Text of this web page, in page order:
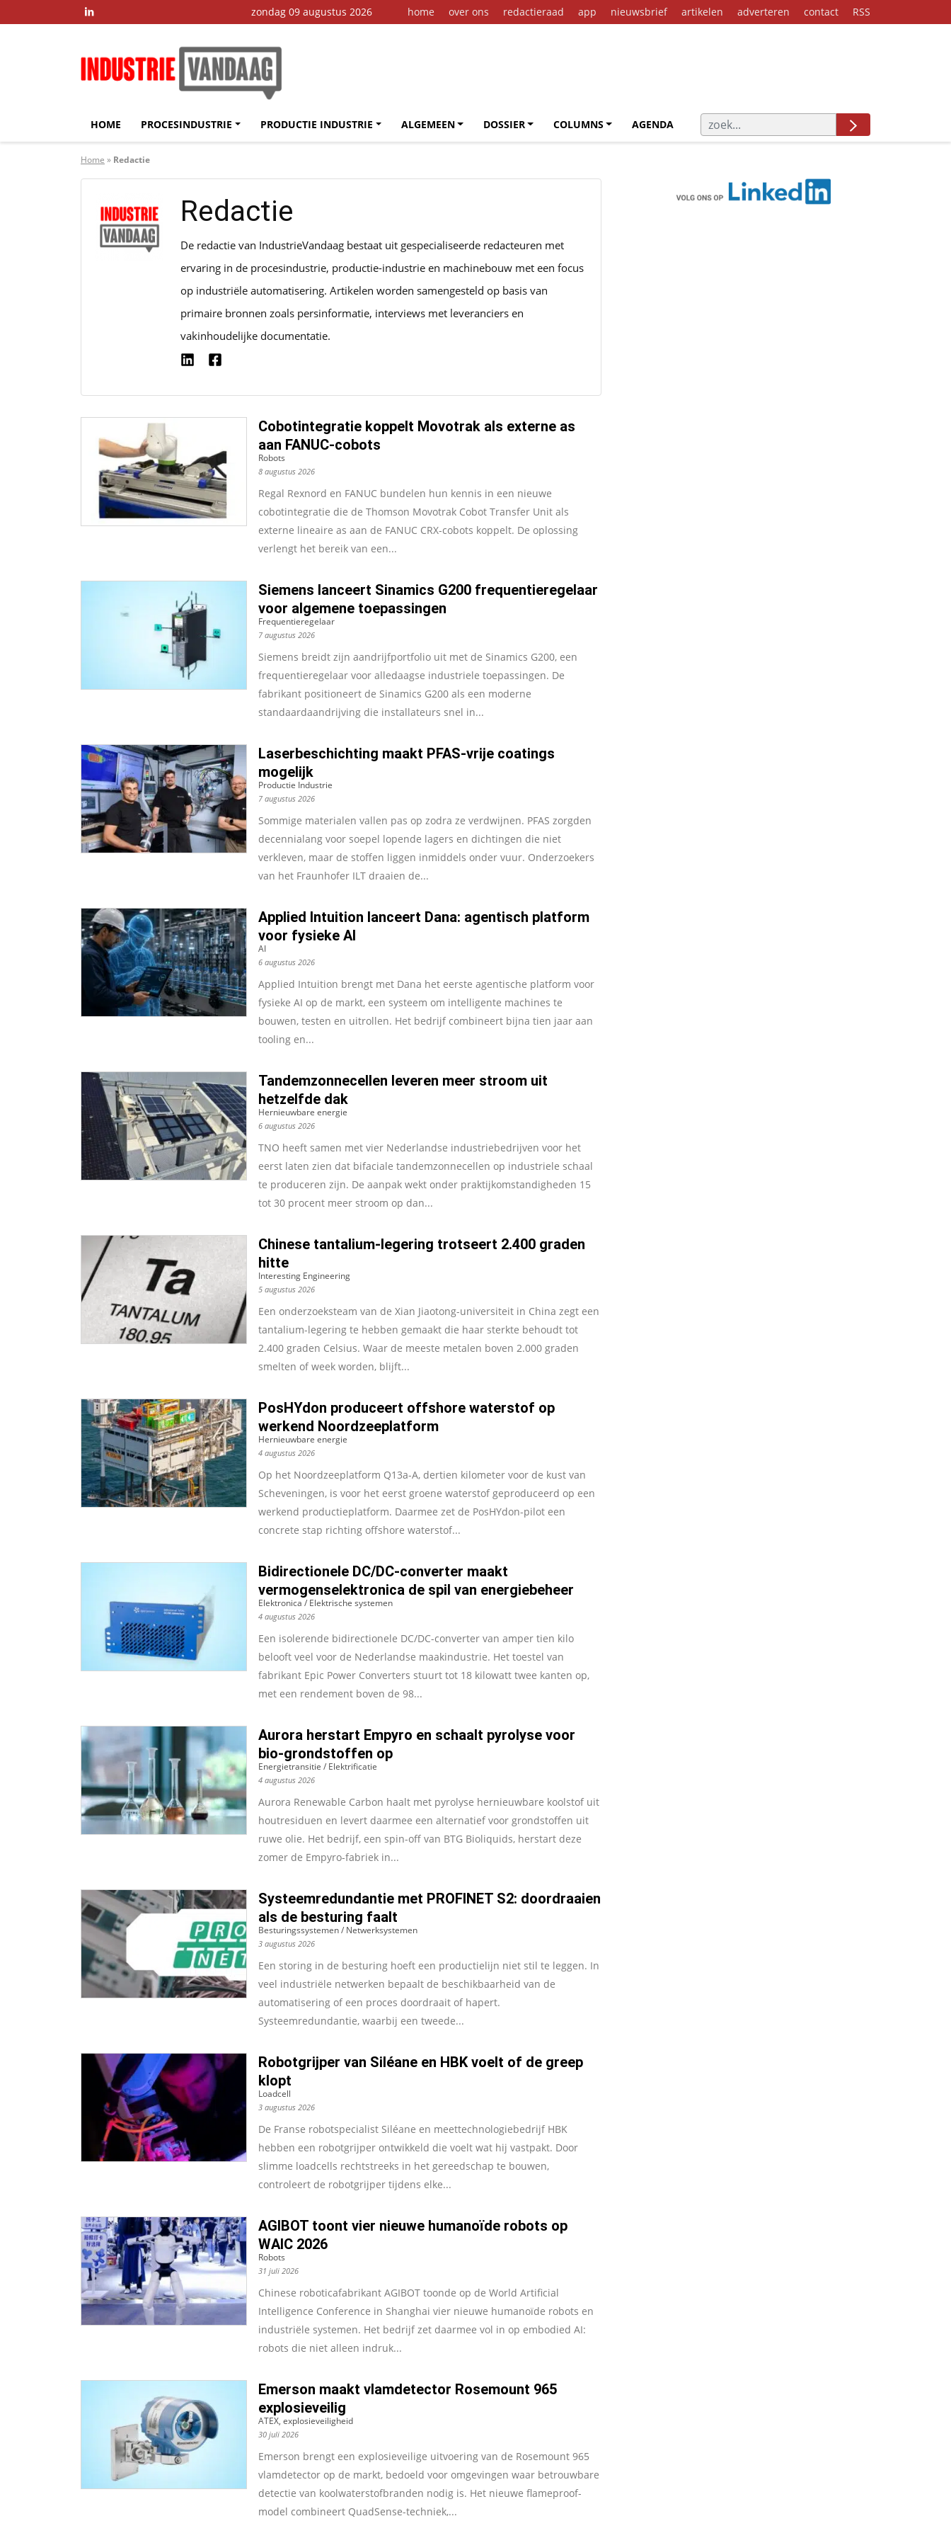
 zondag 09 augustus 2026 home over ons redactieraad app nieuwsbrief artikelen adverteren contact RSS
HOME PROCESINDUSTRIE PRODUCTIE INDUSTRIE ALGEMEEN DOSSIER COLUMNS AGENDA
Home » Redactie
Redactie
De redactie van IndustrieVandaag bestaat uit gespecialiseerde redacteuren met
ervaring in de procesindustrie, productie-industrie en machinebouw met een focus
op industriële automatisering. Artikelen worden samengesteld op basis van
primaire bronnen zoals persinformatie, interviews met leveranciers en
vakinhoudelijke documentatie.
Cobotintegratie koppelt Movotrak als externe as
aan FANUC-cobots
Robots
8 augustus 2026
Regal Rexnord en FANUC bundelen hun kennis in een nieuwe
cobotintegratie die de Thomson Movotrak Cobot Transfer Unit als
externe lineaire as aan de FANUC CRX-cobots koppelt. De oplossing
verlengt het bereik van een...
Siemens lanceert Sinamics G200 frequentieregelaar
voor algemene toepassingen
Frequentieregelaar
7 augustus 2026
Siemens breidt zijn aandrijfportfolio uit met de Sinamics G200, een
frequentieregelaar voor alledaagse industriele toepassingen. De
fabrikant positioneert de Sinamics G200 als een moderne
standaardaandrijving die installateurs snel in...
Laserbeschichting maakt PFAS-vrije coatings
mogelijk
Productie Industrie
7 augustus 2026
Sommige materialen vallen pas op zodra ze verdwijnen. PFAS zorgden
decennialang voor soepel lopende lagers en dichtingen die niet
verkleven, maar de stoffen liggen inmiddels onder vuur. Onderzoekers
van het Fraunhofer ILT draaien de...
Applied Intuition lanceert Dana: agentisch platform
voor fysieke AI
AI
6 augustus 2026
Applied Intuition brengt met Dana het eerste agentische platform voor
fysieke AI op de markt, een systeem om intelligente machines te
bouwen, testen en uitrollen. Het bedrijf combineert bijna tien jaar aan
tooling en...
Tandemzonnecellen leveren meer stroom uit
hetzelfde dak
Hernieuwbare energie
6 augustus 2026
TNO heeft samen met vier Nederlandse industriebedrijven voor het
eerst laten zien dat bifaciale tandemzonnecellen op industriele schaal
te produceren zijn. De aanpak wekt onder praktijkomstandigheden 15
tot 30 procent meer stroom op dan...
Chinese tantalium-legering trotseert 2.400 graden
hitte
Interesting Engineering
5 augustus 2026
Een onderzoeksteam van de Xian Jiaotong-universiteit in China zegt een
tantalium-legering te hebben gemaakt die haar sterkte behoudt tot
2.400 graden Celsius. Waar de meeste metalen boven 2.000 graden
smelten of week worden, blijft...
PosHYdon produceert offshore waterstof op
werkend Noordzeeplatform
Hernieuwbare energie
4 augustus 2026
Op het Noordzeeplatform Q13a-A, dertien kilometer voor de kust van
Scheveningen, is voor het eerst groene waterstof geproduceerd op een
werkend productieplatform. Daarmee zet de PosHYdon-pilot een
concrete stap richting offshore waterstof...
Bidirectionele DC/DC-converter maakt
vermogenselektronica de spil van energiebeheer
Elektronica / Elektrische systemen
4 augustus 2026
Een isolerende bidirectionele DC/DC-converter van amper tien kilo
belooft veel voor de Nederlandse maakindustrie. Het toestel van
fabrikant Epic Power Converters stuurt tot 18 kilowatt twee kanten op,
met een rendement boven de 98...
Aurora herstart Empyro en schaalt pyrolyse voor
bio-grondstoffen op
Energietransitie / Elektrificatie
4 augustus 2026
Aurora Renewable Carbon haalt met pyrolyse hernieuwbare koolstof uit
houtresiduen en levert daarmee een alternatief voor grondstoffen uit
ruwe olie. Het bedrijf, een spin-off van BTG Bioliquids, herstart deze
zomer de Empyro-fabriek in...
Systeemredundantie met PROFINET S2: doordraaien
als de besturing faalt
Besturingssystemen / Netwerksystemen
3 augustus 2026
Een storing in de besturing hoeft een productielijn niet stil te leggen. In
veel industriële netwerken bepaalt de beschikbaarheid van de
automatisering of een proces doordraait of hapert.
Systeemredundantie, waarbij een tweede...
Robotgrijper van Siléane en HBK voelt of de greep
klopt
Loadcell
3 augustus 2026
De Franse robotspecialist Siléane en meettechnologiebedrijf HBK
hebben een robotgrijper ontwikkeld die voelt wat hij vastpakt. Door
slimme loadcells rechtstreeks in het gereedschap te bouwen,
controleert de robotgrijper tijdens elke...
AGIBOT toont vier nieuwe humanoïde robots op
WAIC 2026
Robots
31 juli 2026
Chinese roboticafabrikant AGIBOT toonde op de World Artificial
Intelligence Conference in Shanghai vier nieuwe humanoïde robots en
industriële systemen. Het bedrijf zet daarmee vol in op embodied AI:
robots die niet alleen indruk...
Emerson maakt vlamdetector Rosemount 965
explosieveilig
ATEX, explosieveiligheid
30 juli 2026
Emerson brengt een explosieveilige uitvoering van de Rosemount 965
vlamdetector op de markt, bedoeld voor omgevingen waar betrouwbare
detectie van koolwaterstofbranden nodig is. Het nieuwe flameproof-
model combineert QuadSense-techniek,...